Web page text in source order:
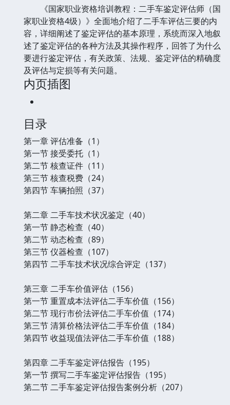
《国家职业资格培训教程：二手车鉴定评估师（国
家职业资格4级）》全面地介绍了二手车评估三要的内
容，详细阐述了鉴定评估的基本原理，系统而深入地叙
述了鉴定评估的各种方法及其操作程序，回答了为什么
要进行鉴定评估，有关政策、法规、鉴定评估的精确度
及评估与定损等有关问题。
内页插图
目录
第一章 评估准备（1）
第一节 接受委托（1）
第二节 核查证件（11）
第三节 核查税费（24）
第四节 车辆拍照（37）
第二章 二手车技术状况鉴定（40）
第一节 静态检查（40）
第二节 动态检查（89）
第三节 仪器检查（107）
第四节 二手车技术状况综合评定（137）
第三章 二手车价值评估（156）
第一节 重置成本法评估二手车价值（156）
第二节 现行市价法评估二手车价值（174）
第三节 清算价格法评估二手车价值（184）
第四节 收益现值法评估二手车价值（188）
第四章 二手车鉴定评估报告（195）
第一节 撰写二手车鉴定评估报告（195）
第二节 二手车鉴定评估报告案例分析（207）